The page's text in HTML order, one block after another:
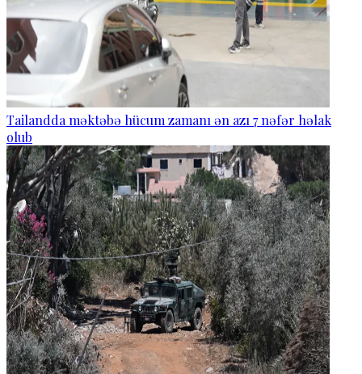
Tailandda məktəbə hücum zamanı ən azı 7 nəfər həlak
olub